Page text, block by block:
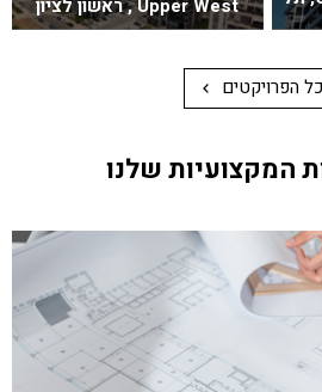
Upper West , ראשון לציון
הפרויקטים
המקצועיות שלנו